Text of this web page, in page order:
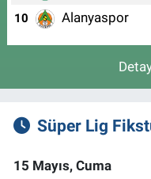
10 Alanyaspor
Süper Lig
15 Mayıs, Cuma